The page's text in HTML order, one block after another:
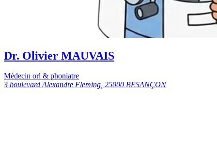
Dr. Olivier MAUVAIS
Médecin orl & phoniatre
3 boulevard Alexandre Fleming, 25000 BESANÇON